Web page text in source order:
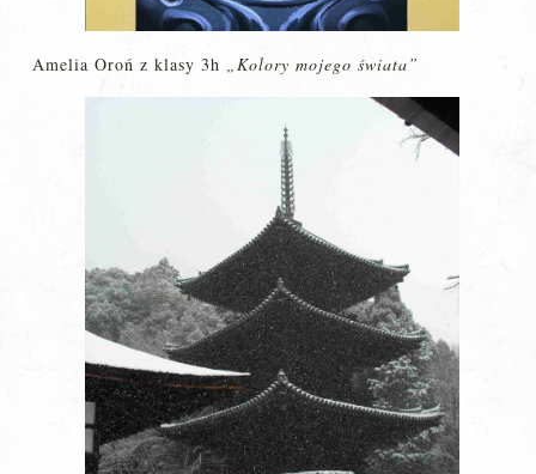
Amelia Oroń z klasy 3h „Kolory mojego świata”